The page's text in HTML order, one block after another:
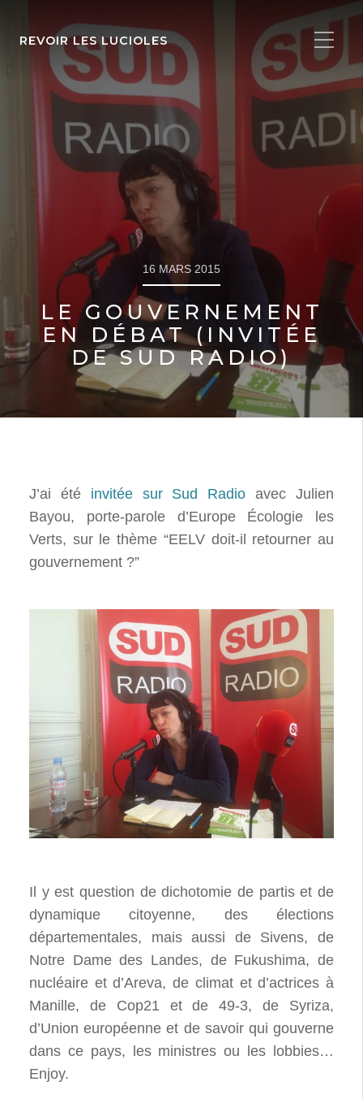
REVOIR LES LUCIOLES
16 MARS 2015
LE GOUVERNEMENT
EN DÉBAT (INVITÉE
DE SUD RADIO)
J’ai été invitée sur Sud Radio avec Julien
Bayou, porte-parole d’Europe Écologie les
Verts, sur le thème “EELV doit-il retourner au
gouvernement ?”
Il y est question de dichotomie de partis et de
dynamique citoyenne, des élections
départementales, mais aussi de Sivens, de
Notre Dame des Landes, de Fukushima, de
nucléaire et d’Areva, de climat et d’actrices à
Manille, de Cop21 et de 49-3, de Syriza,
d’Union européenne et de savoir qui gouverne
dans ce pays, les ministres ou les lobbies…
Enjoy.